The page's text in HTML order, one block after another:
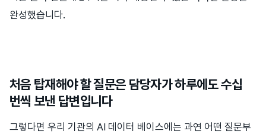
완성했습니다.
처음 탑재해야 할 질문은 담당자가 하루에도 수십
번씩 보낸 답변입니다
그렇다면 우리 기관의 AI 데이터 베이스에는 과연 어떤 질문부